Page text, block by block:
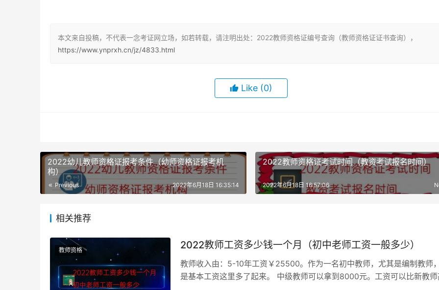
同时也是教师行业必备的资格证书。有姓名和证件号就可查询。证书验证需分别等到每年8月上旬和12月下旬。资
证上就有证件号的是指认定机关对教师资格证书的顺序编号。
教育部门，身份证号登录即可查询教师资格证编号。
大家应该都知道了该如何查询教师资格证编号了。教师资格证笔试面试都通过后，查询教师资格证证书编号的办
下：大家应该都知道了查询教师资格证编号的方式。务请联系原教师资格认定机构补齐。
认定成功的考生可进行证书验证。人工测试的普通话证书编号就是你当时考试的准考证号，学校教师资格“6”代表
格证编号了。
教师资格证属于教育行业人员资格证书，教师资格证是教育行业从业人员教师的许可证。在个人信息中心“教师资
证书”菜单下查看个人的证书号码。查询中需要拥护实名注册账号登录查询证书号码。需要本人带着身份证去领取
本文来自投稿，不代表一念考证网立场，如若转载，请注明出处：2022教师资格证编号查询（教师资格证证书查询），
https://www.ynprxh.cn/jz/4833.html
Like (0)
2022幼儿教师资格证报考条件（幼师资格证报考机
构）
Previous 2022年6月18日 16:35:14
2022教师资格证考试时间（教资考试报名时间）
2022年6月18日 16:57:06
相关推荐
教师资格 2022教师工资多少钱一个月（初中老师工资一般多少）
教师收入由：5-10年工资￥25500。作为一名初中教师，尤其是编制教师
是基本工资这里多了起来。 中级教师可以拿到8000元。工资可以比新教师